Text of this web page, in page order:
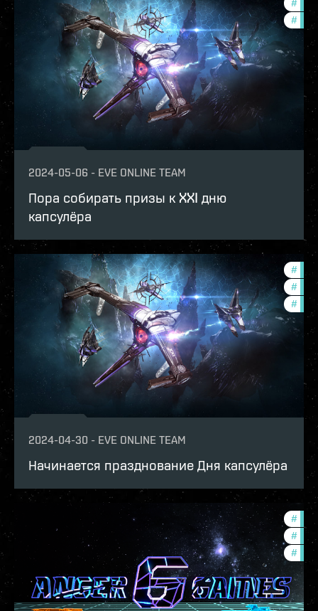
#
#
2024-05-06 - EVE ONLINE TEAM
Пора собирать призы к XXI дню
капсулёра
#
#
#
2024-04-30 - EVE ONLINE TEAM
Начинается празднование Дня капсулёра
#
#
#